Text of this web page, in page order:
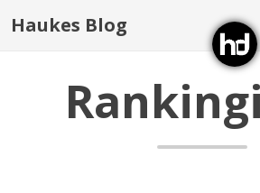
Haukes Blog